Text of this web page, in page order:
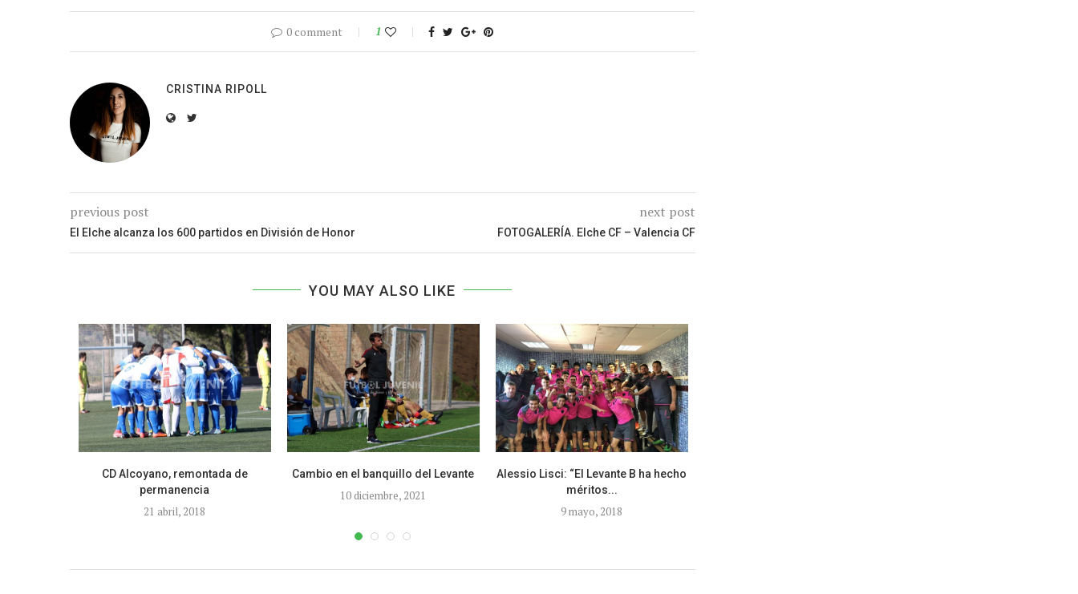
0 comment 1
CRISTINA RIPOLL
previous post
El Elche alcanza los 600 partidos en División de Honor
next post
FOTOGALERÍA. Elche CF – Valencia CF
YOU MAY ALSO LIKE
CD Alcoyano, remontada de
permanencia
21 abril, 2018
Cambio en el banquillo del Levante
10 diciembre, 2021
Alessio Lisci: “El Levante B ha hecho
méritos...
9 mayo, 2018